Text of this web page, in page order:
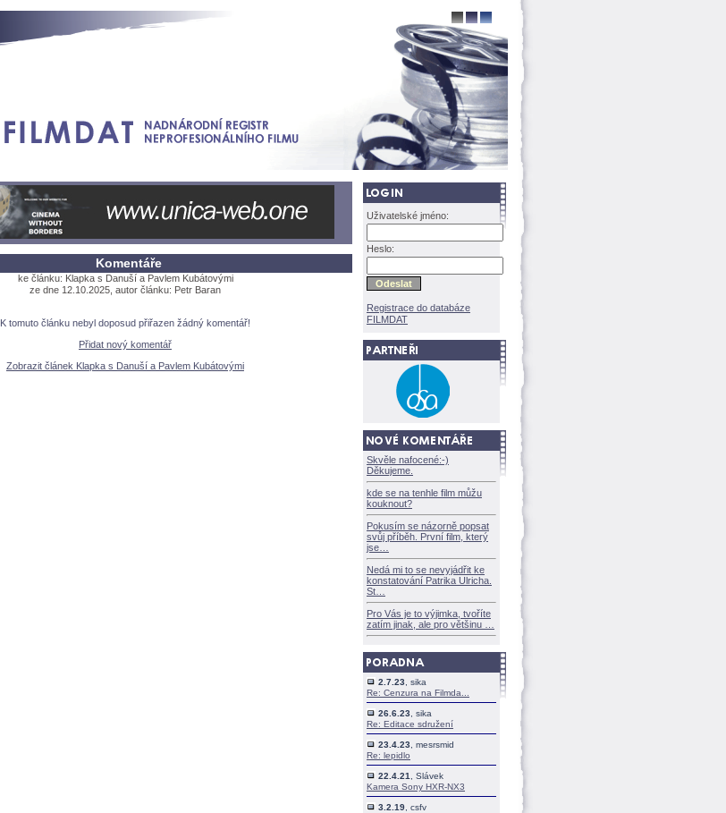
Komentáře
ke článku: Klapka s Danuší a Pavlem Kubátovými
ze dne 12.10.2025, autor článku: Petr Baran
K tomuto článku nebyl doposud přiřazen žádný komentář!
Přidat nový komentář
Zobrazit článek Klapka s Danuší a Pavlem Kubátovými
Uživatelské jméno:
Heslo:
Registrace do databáze
FILMDAT
Skvěle nafocené:-)
Děkujeme.
kde se na tenhle film můžu
kouknout?
Pokusím se názorně popsat
svůj příběh. První film, který
jse
Nedá mi to se nevyjádřit ke
konstatování Patrika Ulricha.
St
Pro Vás je to výjimka, tvoříte
zatím jinak, ale pro většinu
2.7.23 , sika
Re: Cenzura na Filmda...
26.6.23 , sika
Re: Editace sdružení
23.4.23 , mesrsmid
Re: lepidlo
22.4.21
, Slávek
Kamera Sony HXR-NX3
3.2.19 , csfv